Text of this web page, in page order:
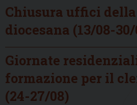
Chiusura uffici
diocesana (13/08-
Giornate
formazione per il
(24-27/08)